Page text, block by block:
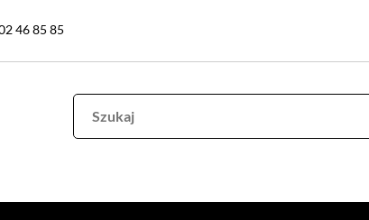
46 85 85